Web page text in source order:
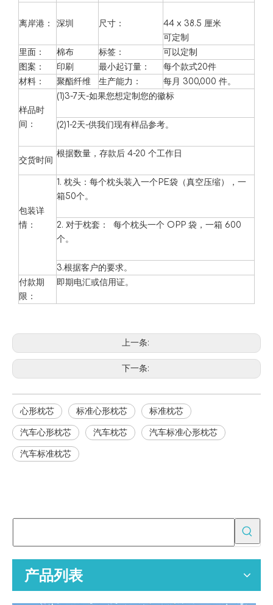
离岸港： 深圳 尺寸：
44 x 38.5 厘米
可定制
里面：
棉布 标签：
可以定制
图案：
印刷 最小起订量：
每个款式20件
材料：
聚酯纤维 生产能力： 每月 300,000 件。
样品时
间：
(1)3-7天-如果您想定制您的徽标
(2)1-2天-供我们现有样品参考。
交货时间
根据数量，存款后 4-20 个工作日
包装详
情：
1. 枕头：每个枕头装入一个PE袋（真空压缩），一
箱50个。
2. 对于枕套： 每个枕头一个 OPP 袋，一箱 600
个。
3.根据客户的要求。
付款期
限：
即期电汇或信用证。
上一条:
下一条:
心形枕芯 标准心形枕芯 标准枕芯
汽车心形枕芯 汽车枕芯 汽车标准心形枕芯
汽车标准枕芯
产品列表
为什么吸油垫对于溢出控制很重要？
了解如何选择和使用吸油垫进行工业泄漏控制，确保安全、合规性和
空气净化器替换过滤器的专业 OEM 制造商，为全球分销商、零售